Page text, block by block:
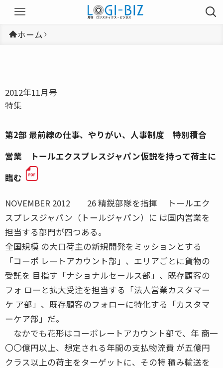
ホーム
2012年11月号
特集
第2部 最前線の仕事、やりがい、人事制度 特別積合
営業 トールエクスプレスジャパン仮説を持って荷主に
臨む
NOVEMBER 2012 26 精鋭部隊を指揮 トールエク
スプレスジャパン（トールジャパン）に は国内営業を
担当する部門が四つある。
全国規模 の大口荷主の新規開発をミッションとする
「コーポ レートアカウント部」、エリアごとに貨物の
受託を 目指す「ナショナルセールス部」、既存顧客の
フォ ローと拡大受注を担当する「法人営業カスタマー
ケ ア部」、既存顧客のフォローに特化する「カスタマ
ーケア部」だ。
なかでも花形はコーポレートアカウント部で、年 商一
〇〇億円以上、想定される年間の支払物流費 が五億円
クラス以上の荷主をターゲットに、その特 積み輸送を